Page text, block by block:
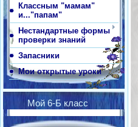
Классным "мамам"
и..."папам"
Нестандартные формы
проверки знаний
Запасники
Мои открытые уроки
Мой 6-Б класс